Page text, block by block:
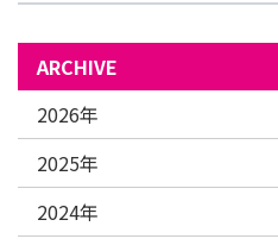
ARCHIVE
2026年
2025年
2024年